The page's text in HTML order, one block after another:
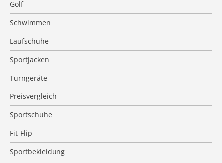
Golf
Schwimmen
Laufschuhe
Sportjacken
Turngeräte
Preisvergleich
Sportschuhe
Fit-Flip
Sportbekleidung